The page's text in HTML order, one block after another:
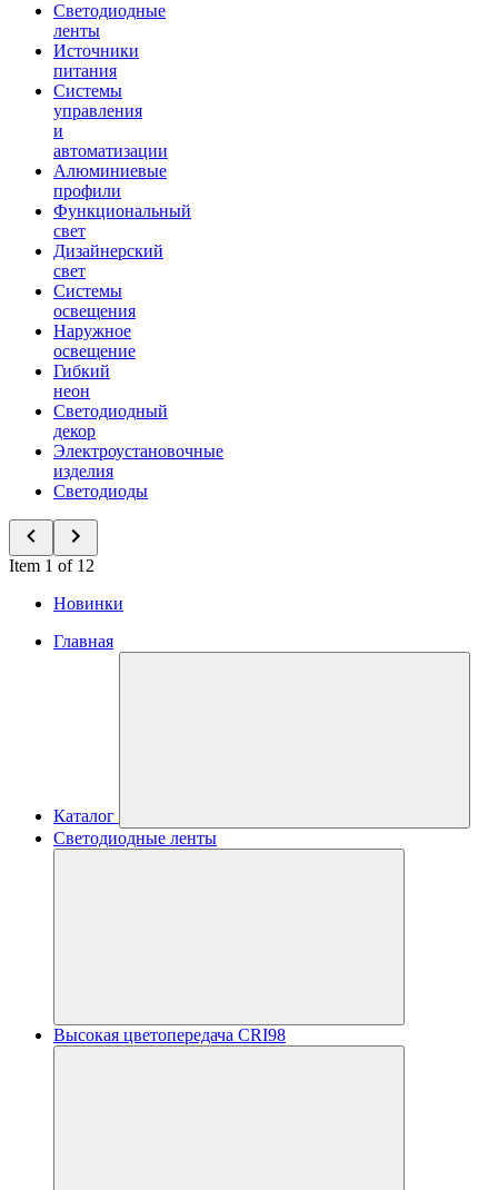
Светодиодные
ленты
Источники
питания
Системы
управления
и
автоматизации
Алюминиевые
профили
Функциональный
свет
Дизайнерский
свет
Системы
освещения
Наружное
освещение
Гибкий
неон
Светодиодный
декор
Электроустановочные
изделия
Светодиоды
Item 1 of 12
Новинки
Главная
Каталог
Светодиодные ленты
Высокая цветопередача CRI98